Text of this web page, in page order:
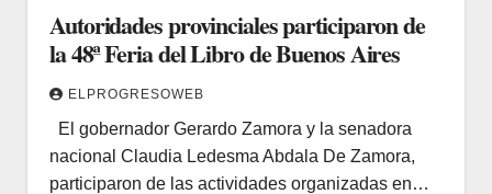
Autoridades provinciales participaron de
la 48ª Feria del Libro de Buenos Aires
ELPROGRESOWEB
El gobernador Gerardo Zamora y la senadora
nacional Claudia Ledesma Abdala De Zamora,
participaron de las actividades organizadas en…